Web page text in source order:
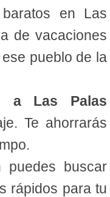
en Las
de vacaciones
pueblo de la
a Las Palas
Te ahorrarás
puedes buscar
rápidos para tu